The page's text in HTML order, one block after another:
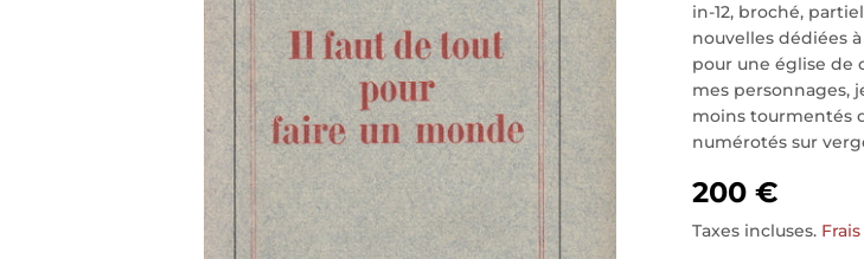
in-12, broché,
nouvelles dédiées
pour une église de
mes personnages,
moins tourmentés
numérotés sur
200 €
Taxes incluses.